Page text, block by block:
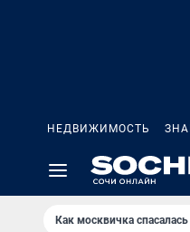
НЕДВИЖИМОСТЬ
Как москвичка